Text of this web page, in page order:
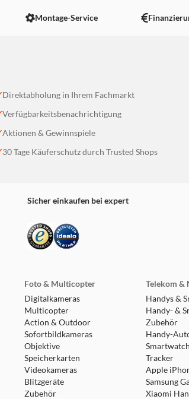
Montage-Service
Direktabholung in Ihrem Fachmarkt
Verfügbarkeitsbenachrichtigung
Aktionen & Gewinnspiele
30 Tage Käuferschutz durch Trusted Shops
Sicher einkaufen bei expert
Foto & Multicopter
Digitalkameras
Multicopter
Action & Outdoor
Sofortbildkameras
Objektive
Speicherkarten
Videokameras
Blitzgeräte
Zubehör
Telekom &
Handys &
Handy- &
Zubehör
Handy-
Tracker
Apple
Samsung
Xiaomi